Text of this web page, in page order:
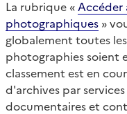
La rubrique « Accéder
photographiques »
globalement toutes
photographies soient
classement est en
d'archives par
documentaires et